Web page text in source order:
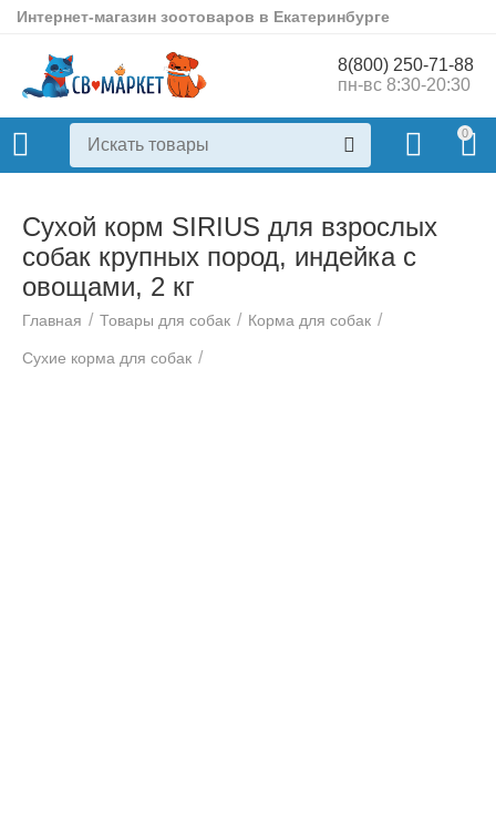
Интернет-магазин зоотоваров в Екатеринбурге
8(800) 250-71-88
пн-вс 8:30-20:30
0
Сухой корм SIRIUS для взрослых
собак крупных пород, индейка с
овощами, 2 кг
Главная / Товары для собак / Корма для собак /
Сухие корма для собак /